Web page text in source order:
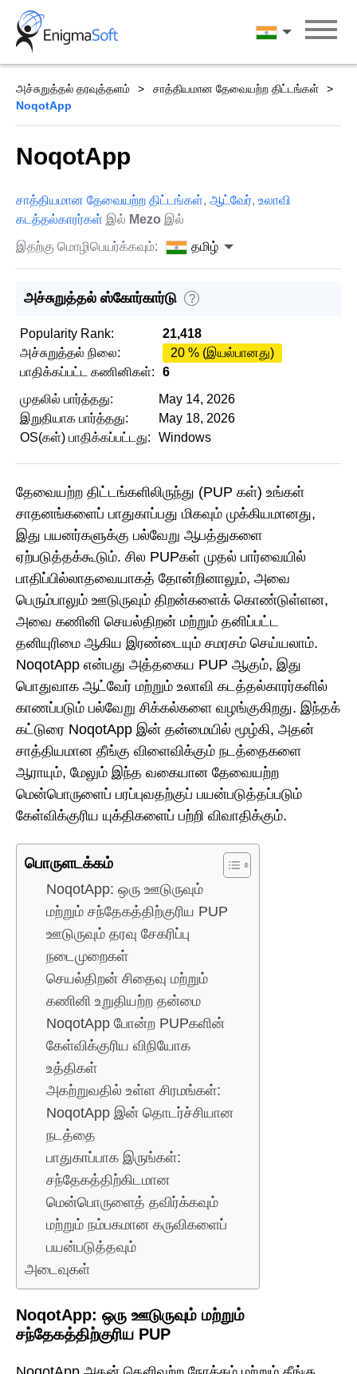
Skip
content
தமிழ்
அச்சுறுத்தல் தரவுத்தளம்
சாத்தியமான தேவையற்ற திட்டங்கள்
NoqotApp
NoqotApp
சாத்தியமான தேவையற்ற திட்டங்கள், ஆட்வேர், உலாவி
கடத்தல்காரர்கள் இல் Mezo இல்
இதற்கு மொழிபெயர்க்கவும்:
தமிழ்
அச்சுறுத்தல் ஸ்கோர்கார்டு ?
Popularity Rank:
21,418
அச்சுறுத்தல் நிலை:
20 % (இயல்பானது)
பாதிக்கப்பட்ட கணினிகள்:
6
முதலில் பார்த்தது:
May 14, 2026
இறுதியாக பார்த்தது:
May 18, 2026
OS(கள்) பாதிக்கப்பட்டது:
Windows
தேவையற்ற திட்டங்களிலிருந்து (PUP கள்) உங்கள்
சாதனங்களைப் பாதுகாப்பது மிகவும் முக்கியமானது,
இது பயனர்களுக்கு பல்வேறு ஆபத்துகளை
ஏற்படுத்தக்கூடும். சில PUPகள் முதல் பார்வையில்
பாதிப்பில்லாதவையாகத் தோன்றினாலும், அவை
பெரும்பாலும் ஊடுருவும் திறன்களைக் கொண்டுள்ளன,
அவை கணினி செயல்திறன் மற்றும் தனிப்பட்ட
தனியுரிமை ஆகிய இரண்டையும் சமரசம் செய்யலாம்.
NoqotApp என்பது அத்தகைய PUP ஆகும், இது
பொதுவாக ஆட்வேர் மற்றும் உலாவி கடத்தல்காரர்களில்
காணப்படும் பல்வேறு சிக்கல்களை வழங்குகிறது. இந்தக்
கட்டுரை NoqotApp இன் தன்மையில் மூழ்கி, அதன்
சாத்தியமான தீங்கு விளைவிக்கும் நடத்தைகளை
ஆராயும், மேலும் இந்த வகையான தேவையற்ற
மென்பொருளைப் பரப்புவதற்குப் பயன்படுத்தப்படும்
கேள்விக்குரிய யுக்திகளைப் பற்றி விவாதிக்கும்.
பொருளடக்கம்
NoqotApp: ஒரு ஊடுருவும்
மற்றும் சந்தேகத்திற்குரிய PUP
ஊடுருவும் தரவு சேகரிப்பு
நடைமுறைகள்
செயல்திறன் சிதைவு மற்றும்
கணினி உறுதியற்ற தன்மை
NoqotApp போன்ற PUPகளின்
கேள்விக்குரிய விநியோக
உத்திகள்
அகற்றுவதில் உள்ள சிரமங்கள்:
NoqotApp இன் தொடர்ச்சியான
நடத்தை
பாதுகாப்பாக இருங்கள்:
சந்தேகத்திற்கிடமான
மென்பொருளைத் தவிர்க்கவும்
மற்றும் நம்பகமான கருவிகளைப்
பயன்படுத்தவும்
அடைவுகள்
NoqotApp: ஒரு ஊடுருவும் மற்றும்
சந்தேகத்திற்குரிய PUP